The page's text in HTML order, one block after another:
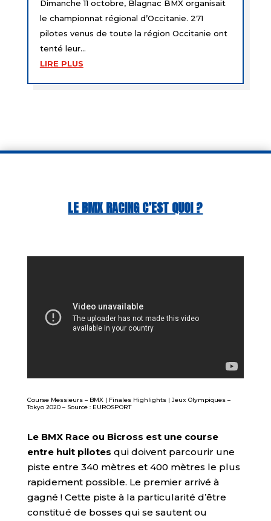
Dimanche 11 octobre, Blagnac BMX organisait
le championnat régional d’Occitanie. 271
pilotes venus de toute la région Occitanie ont
tenté leur...
LIRE PLUS
LE BMX RACING C’EST QUOI ?
Course Messieurs – BMX | Finales Highlights | Jeux Olympiques –
Tokyo 2020 – Source : EUROSPORT
Le BMX Race ou Bicross est une course
entre huit pilotes qui doivent parcourir une
piste entre 340 mètres et 400 mètres le plus
rapidement possible. Le premier arrivé à
gagné ! Cette piste à la particularité d’être
constitué de bosses qui se sautent ou